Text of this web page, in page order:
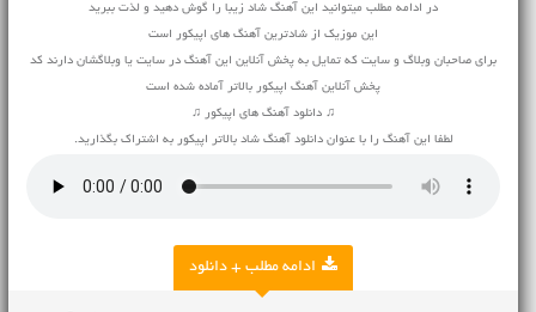
در ادامه مطلب میتوانید این آهنگ شاد زیبا را گوش دهید و لذت ببرید
این موزیک از شادترین آهنگ های اپیکور است
برای صاحبان وبلاگ و سایت که تمایل به پخش آنلاین این آهنگ در سایت یا وبلاگشان دارند کد
پخش آنلاین آهنگ اپیکور بالاتر آماده شده است
♫ دانلود آهنگ های اپیکور ♫
لطفا این آهنگ را با عنوان دانلود آهنگ شاد بالاتر اپیکور به اشتراک بگذارید.
ادامه مطلب + دانلود